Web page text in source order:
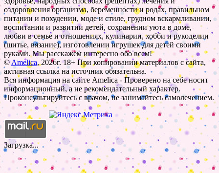
оздоровления организма, беременности и родах, правильном
питании и похудении, моде и стиле, грудном вскармливании,
воспитании и развитии детей, сохранении уюта в доме,
любви в семье и отношениях, кулинарии, хобби и рукоделии
(шитье, вязание), изготовлении игрушек для детей своими
руками. Мы расскажем интересно обо всем!
©Amelica, 2026г. 18+ При копировании материалов с сайта,
активная ссылка на источник обязательна.
Вся информация на сайте Amelica - Проверено на себе носит
информационный, а не рекомендательный характер.
Проконсультируйтесь с врачом, не занимайтесь самолечением.
Загрузка...